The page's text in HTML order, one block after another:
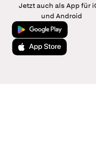
Jetzt auch als App für
und Android
Jetzt bei Google Play
Laden im App Store